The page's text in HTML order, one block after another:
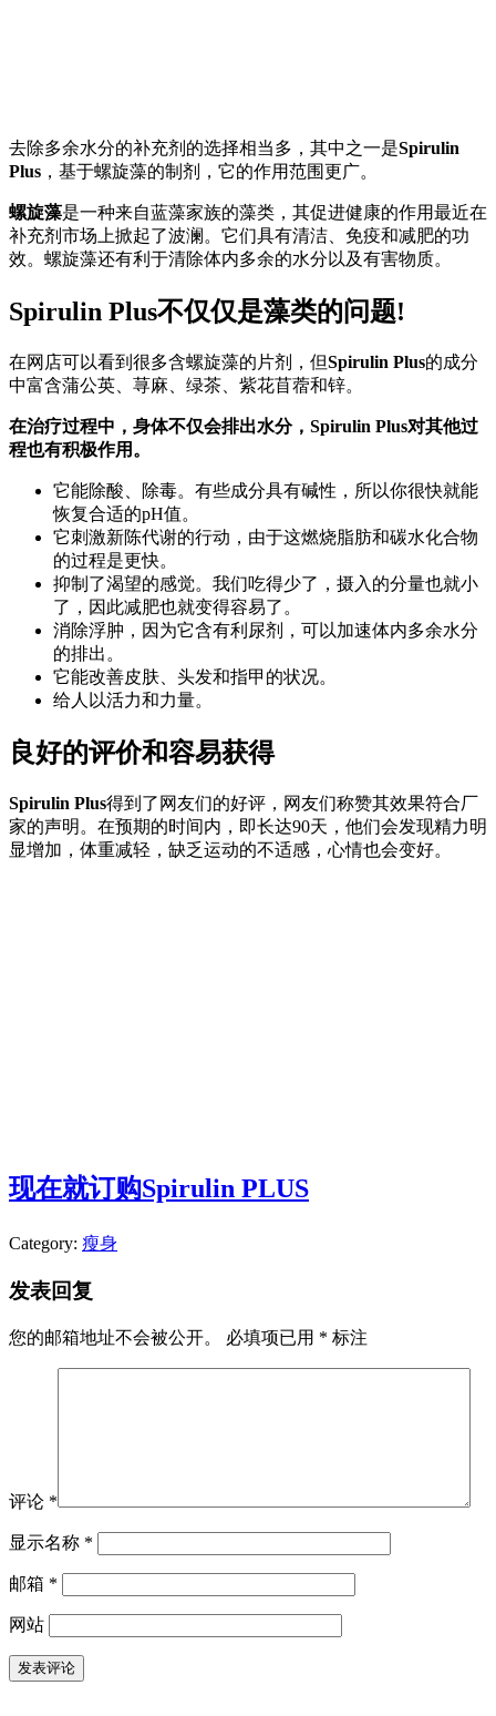
去除多余水分的补充剂的选择相当多，其中之一是Spirulin
Plus ，基于螺旋藻的制剂，它的作用范围更广。
螺旋藻是一种来自蓝藻家族的藻类，其促进健康的作用最近在
补充剂市场上掀起了波澜。它们具有清洁、免疫和减肥的功
效。螺旋藻还有利于清除体内多余的水分以及有害物质。
Spirulin Plus不仅仅是藻类的问题!
在网店可以看到很多含螺旋藻的片剂，但Spirulin Plus的成分
中富含蒲公英、荨麻、绿茶、紫花苜蓿和锌。
在治疗过程中，身体不仅会排出水分，Spirulin Plus对其他过
程也有积极作用。
它能除酸、除毒。有些成分具有碱性，所以你很快就能
恢复合适的pH值。
它刺激新陈代谢的行动，由于这燃烧脂肪和碳水化合物
的过程是更快。
抑制了渴望的感觉。我们吃得少了，摄入的分量也就小
了，因此减肥也就变得容易了。
消除浮肿，因为它含有利尿剂，可以加速体内多余水分
的排出。
它能改善皮肤、头发和指甲的状况。
给人以活力和力量。
良好的评价和容易获得
Spirulin Plus得到了网友们的好评，网友们称赞其效果符合厂
家的声明。在预期的时间内，即长达90天，他们会发现精力明
显增加，体重减轻，缺乏运动的不适感，心情也会变好。
现在就订购Spirulin PLUS
Category: 瘦身
发表回复
您的邮箱地址不会被公开。 必填项已用 * 标注
评论 *
显示名称 *
邮箱 *
网站